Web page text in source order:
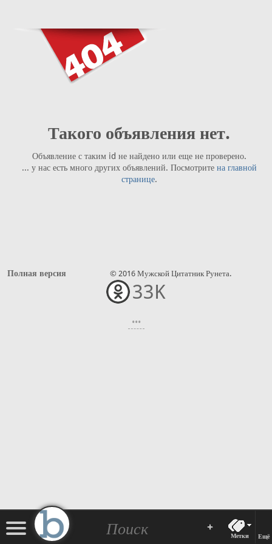
+
Метки Ещё
Такого объявления нет.
Объявление с таким id не найдено или еще не проверено.
... у нас есть много других объявлений. Посмотрите на главной
странице.
Полная версия © 2016 Мужской Цитатник Рунета.
33K
•••